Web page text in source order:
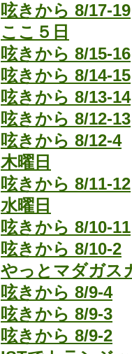
呟きから 8/17-19
ここ５日
呟きから 8/15-16
呟きから 8/14-15
呟きから 8/13-14
呟きから 8/12-13
呟きから 8/12-4
木曜日
呟きから 8/11-12
水曜日
呟きから 8/10-11
呟きから 8/10-2
やっとマダガス
呟きから 8/9-4
呟きから 8/9-3
呟きから 8/9-2